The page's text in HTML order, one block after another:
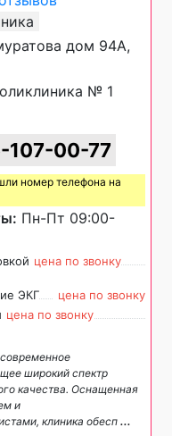
дом 94А,
№ 1
107-00-77
номер телефона на
Пн-Пт 09:00-
цена по звонку
ЭКГ
цена по звонку
цена по звонку
широкий спектр
качества. Оснащенная
и
клиника обесп ...